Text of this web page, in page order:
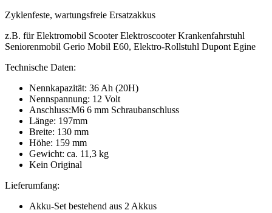
Zyklenfeste, wartungsfreie Ersatzakkus
z.B. für Elektromobil Scooter Elektroscooter Krankenfahrstuhl
Seniorenmobil Gerio Mobil E60, Elektro-Rollstuhl Dupont Egine
Technische Daten:
Nennkapazität: 36 Ah (20H)
Nennspannung: 12 Volt
Anschluss:M6 6 mm Schraubanschluss
Länge: 197mm
Breite: 130 mm
Höhe: 159 mm
Gewicht: ca. 11,3 kg
Kein Original
Lieferumfang:
Akku-Set bestehend aus 2 Akkus